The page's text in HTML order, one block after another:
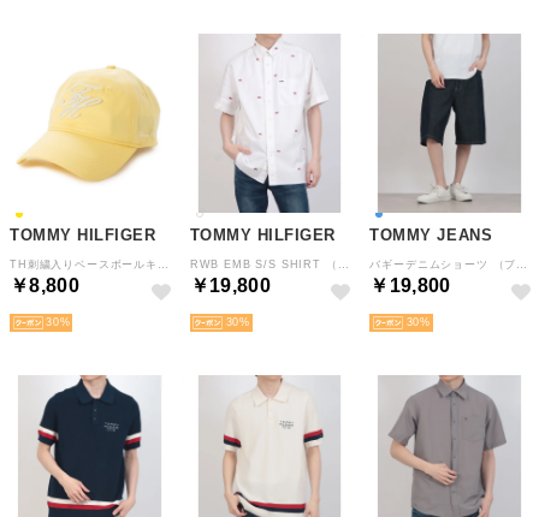
TOMMY HILFIGER
￥8,800
30
TOMMY HILFIGER
￥19,800
30
TOMMY JEANS
￥19,800
30